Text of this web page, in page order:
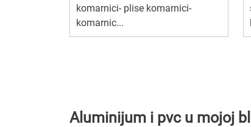
komarnici- plise komarnici-
komarnic...
Aluminijum i pvc u mojoj